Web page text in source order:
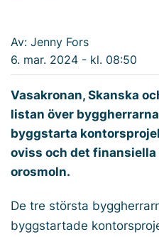
Av: Jenny Fors
6. mar. 2024 - kl. 08:50
Vasakronan, Skanska
listan över
byggstarta
oviss och det
orosmoln.
De tre största
byggstartade